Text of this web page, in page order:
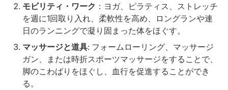
モビリティ・ワーク ：ヨガ、ピラティス、ストレッチ
を週に1回取り入れ、柔軟性を高め、ロングランや連
日のランニングで凝り固まった体をほぐす。
マッサージと道具: フォームローリング、マッサージ
ガン、または時折スポーツマッサージをすることで、
脚のこわばりをほぐし、血行を促進することができ
る。